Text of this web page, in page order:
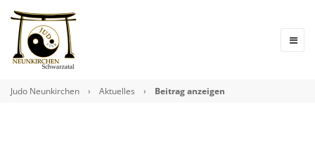
Judo Neunkirchen › Aktuelles › Beitrag anzeigen